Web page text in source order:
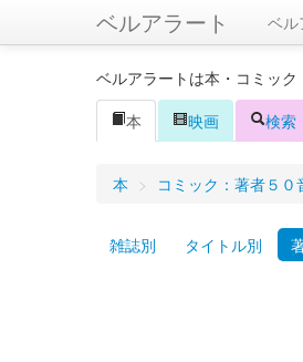
ベルアラート ベル
ベルアラートは本・コミッ
本
映画 検索
本 > コミック：著者５０
雑誌別 タイトル別